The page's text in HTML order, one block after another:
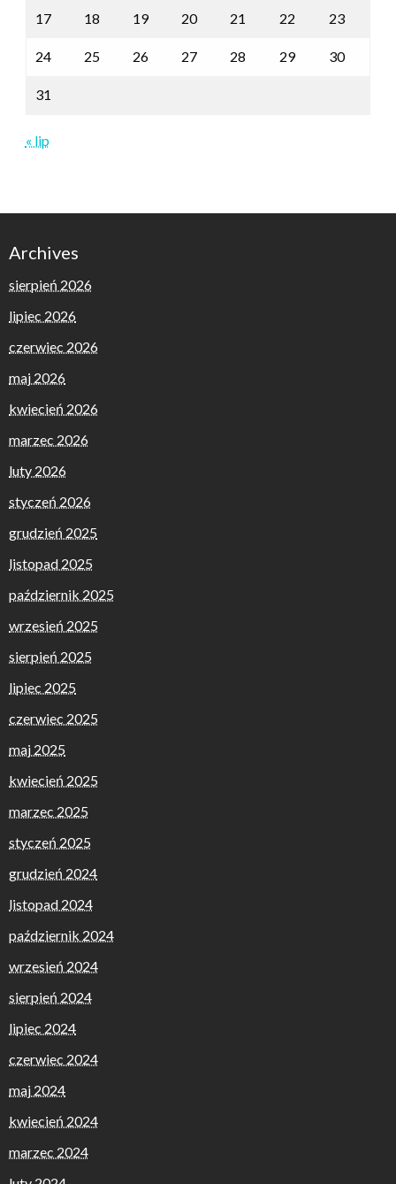
17 18 19 20 21 22 23
24 25 26 27 28 29 30
31
« lip
Archives
sierpień 2026
lipiec 2026
czerwiec 2026
maj 2026
kwiecień 2026
marzec 2026
luty 2026
styczeń 2026
grudzień 2025
listopad 2025
październik 2025
wrzesień 2025
sierpień 2025
lipiec 2025
czerwiec 2025
maj 2025
kwiecień 2025
marzec 2025
styczeń 2025
grudzień 2024
listopad 2024
październik 2024
wrzesień 2024
sierpień 2024
lipiec 2024
czerwiec 2024
maj 2024
kwiecień 2024
marzec 2024